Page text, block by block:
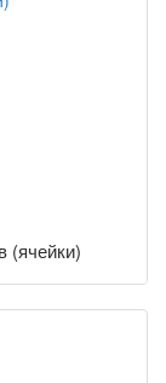
(ячейки)